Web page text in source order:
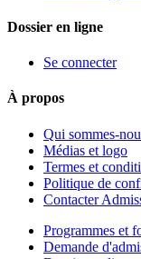
Dossier en ligne
Se connecter
À propos
Qui sommes-
Médias et logo
Termes et
Politique de
Contacter
Programmes et
Demande